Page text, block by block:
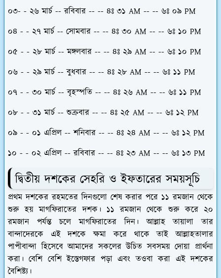
০৩- - ২৬ মার্চ -- রবিবার -- -- ৪ঃ ৩১ AM -- -- ৬ঃ ০৯ PM
০৪ - - ২৭ মার্চ -- সোমবার -- -- ৪ঃ ৩০ AM -- -- ৬ঃ ১০ PM
০৫ - - ২৮ মার্চ -- মঙ্গলবার -- -- ৪ঃ ২৯ AM -- -- ৬ঃ ১০ PM
০৬ - - ২৯ মার্চ -- বুধবার -- -- ৪ঃ ২৮ AM -- -- ৬ঃ ১১ PM
০৭ - - ৩০ মার্চ -- বৃহস্পতি -- -- ৪ঃ ২৬ AM -- -- ৬ঃ ১১ PM
০৮ - - ৩১ মার্চ -- শুক্রবার -- -- ৪ঃ ২৫ AM -- -- ৬ঃ ১২ PM
০৯ - - ০১ এপ্রিল -- শনিবার -- -- ৪ঃ ২৪ AM -- -- ৬ঃ ১২ PM
১০ - - ০২ এপ্রিল -- রবিবার -- -- ৪ঃ ২৩ AM -- -- ৬ঃ ১৩ PM
দ্বিতীয় দশকের সেহরি ও ইফতারের সময়সূচি
প্রথম দশকের রহমতের দিনগুলো শেষ করার পরে ১১ রমজান থেকে
শুরু হয় মাগফিরাতের দশক। ১১ রমজান থেকে শুরু করে ২০
রমজান পর্যন্ত চলে মাগফিরাতের দিন। আল্লাহ তায়ালা তার
বান্দাদেরকে এই দশকে ক্ষমা করে থাকে তাই আল্লাহতালার
পাপীবান্দা হিসেবে আমাদের সকলের উচিত সবসময় দোয়া প্রার্থনা
করা। বেশি বেশি ইস্তেগফার পড়া এবং তওবা করা এই দশকের
বৈশিষ্ট্য।